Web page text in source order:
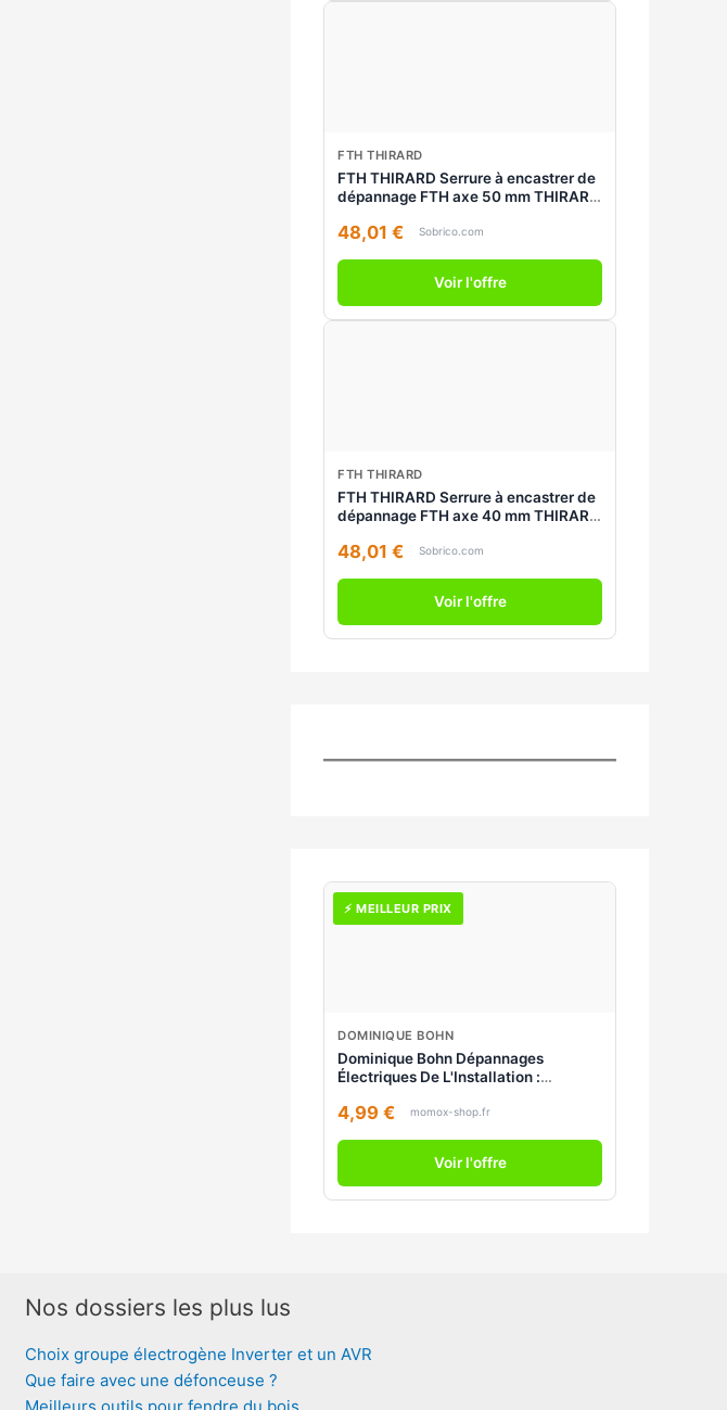
FTH THIRARD
FTH THIRARD Serrure à encastrer de
dépannage FTH axe 50 mm THIRARD
48,01 € Sobrico.com
Voir l'offre
FTH THIRARD
FTH THIRARD Serrure à encastrer de
dépannage FTH axe 40 mm THIRARD
48,01 € Sobrico.com
Voir l'offre
⚡ MEILLEUR PRIX
DOMINIQUE BOHN
Dominique Bohn Dépannages
Électriques De L'Installation :
4,99 € momox-shop.fr
Voir l'offre
Nos dossiers les plus lus
Choix groupe électrogène Inverter et un AVR
Que faire avec une défonceuse ?